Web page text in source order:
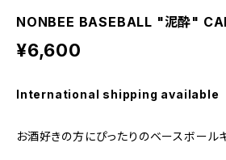
NONBEE BASEBALL "泥酔"
¥6,600
International shipping available
お酒好きの方にぴったりのベースボール